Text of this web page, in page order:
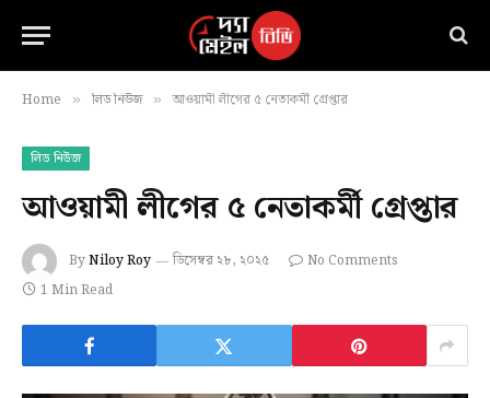
Home » লিড নিউজ » আওয়ামী লীগের ৫ নেতাকর্মী গ্রেপ্তার
লিড নিউজ
আওয়ামী লীগের ৫ নেতাকর্মী গ্রেপ্তার
ByNiloy Roy ডিসেম্বর ২৮, ২০২৫
No Comments
1 Min Read